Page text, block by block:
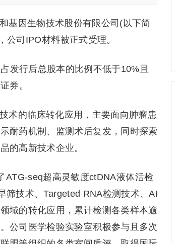
基因生物技术股份有限公司(以下简
公司IPO材料被正式受理。
发行后总股本的比例不低于10%且
券。
术的临床转化应用，主要面向肿瘤患
耐药机制、监测术后复发，同时探索
的高新技术企业。
ATG-seq超高灵敏度ctDNA液体活检
筛技术、Targeted RNA检测技术、AI
域的转化应用，累计检测各类样本逾
公司医学检验实验室积极参与且多次